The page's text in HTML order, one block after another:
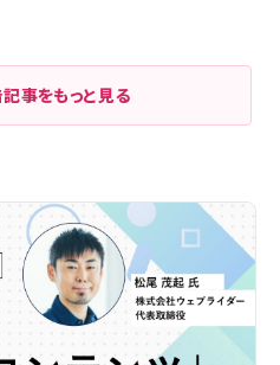
事をもっと見る